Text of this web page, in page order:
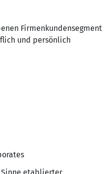
Firmenkundensegment
und persönlich